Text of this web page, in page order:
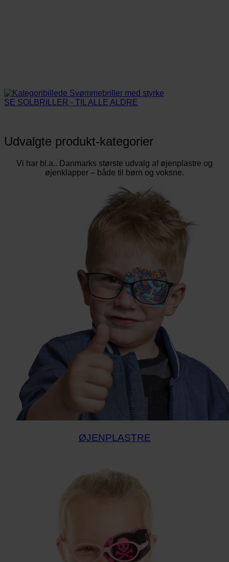
SE SOLBRILLER - TIL ALLE ALDRE
Udvalgte produkt-kategorier
Vi har bl.a.. Danmarks største udvalg af øjenplastre og
øjenklapper – både til børn og voksne.
ØJENPLASTRE